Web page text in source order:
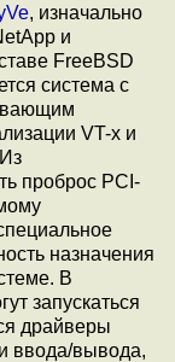
, изначально
и
FreeBSD
система с
VT-x и
проброс PCI-
назначения
В
запускаться
драйверы
ввода/вывода,